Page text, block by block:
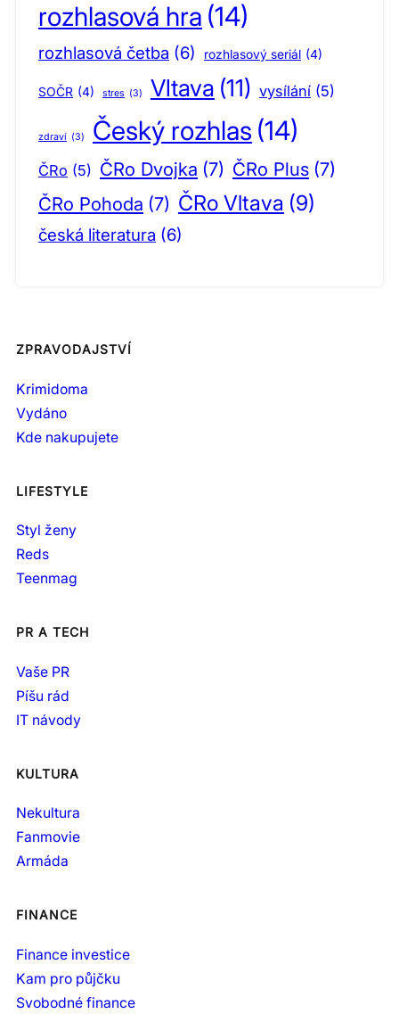
rozhlasová hra (14)
rozhlasová četba (6) rozhlasový seriál (4)
SOČR (4) stres (3) Vltava (11) vysílání (5)
zdraví (3) Český rozhlas (14)
ČRo (5) ČRo Dvojka (7) ČRo Plus (7)
ČRo Pohoda (7) ČRo Vltava (9)
česká literatura (6)
ZPRAVODAJSTVÍ
Krimidoma
Vydáno
Kde nakupujete
LIFESTYLE
Styl ženy
Reds
Teenmag
PR A TECH
Vaše PR
Píšu rád
IT návody
KULTURA
Nekultura
Fanmovie
Armáda
FINANCE
Finance investice
Kam pro půjčku
Svobodné finance